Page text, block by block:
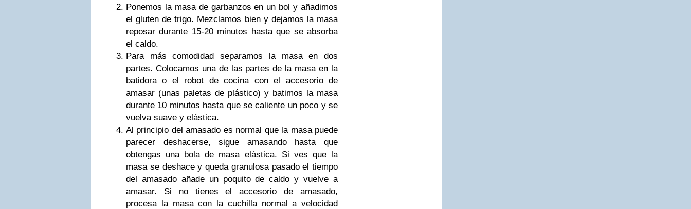
Ponemos la masa de garbanzos en un bol y añadimos
el gluten de trigo. Mezclamos bien y dejamos la masa
reposar durante 15-20 minutos hasta que se absorba
el caldo.
Para más comodidad separamos la masa en dos
partes. Colocamos una de las partes de la masa en la
batidora o el robot de cocina con el accesorio de
amasar (unas paletas de plástico) y batimos la masa
durante 10 minutos hasta que se caliente un poco y se
vuelva suave y elástica.
Al principio del amasado es normal que la masa puede
parecer deshacerse, sigue amasando hasta que
obtengas una bola de masa elástica. Si ves que la
masa se deshace y queda granulosa pasado el tiempo
del amasado añade un poquito de caldo y vuelve a
amasar. Si no tienes el accesorio de amasado,
procesa la masa con la cuchilla normal a velocidad